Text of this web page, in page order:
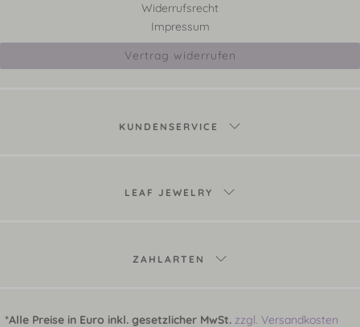
Widerrufsrecht
Impressum
Vertrag widerrufen
KUNDENSERVICE
LEAF JEWELRY
ZAHLARTEN
*Alle Preise in Euro inkl. gesetzlicher MwSt. zzgl. Versandkosten